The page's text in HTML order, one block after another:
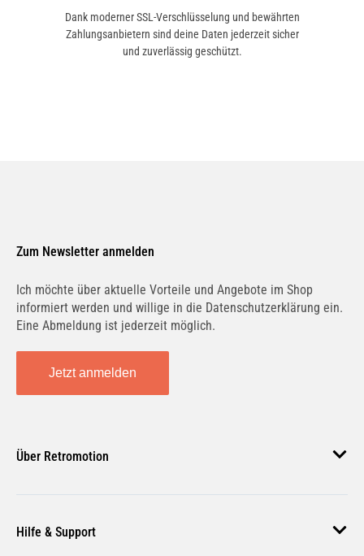
Dank moderner SSL-Verschlüsselung und bewährten
Zahlungsanbietern sind deine Daten jederzeit sicher
und zuverlässig geschützt.
Zum Newsletter anmelden
Ich möchte über aktuelle Vorteile und Angebote im Shop
informiert werden und willige in die Datenschutzerklärung ein.
Eine Abmeldung ist jederzeit möglich.
Jetzt anmelden
Über Retromotion
Unsere Jobs
Hilfe & Support